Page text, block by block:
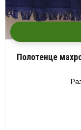
Полотенце